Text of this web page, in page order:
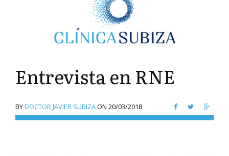
Entrevista en RNE
BYDOCTOR JAVIER SUBIZAON 20/03/2018